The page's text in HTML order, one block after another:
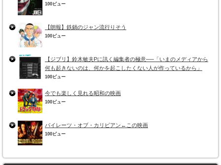
100ビュー
【朗報】鉄鍋のジャン流行りそう
100ビュー
【ジブリ】鈴木敏夫Pに訊く編集者の極意──「いまのメディアから
何も起きないのは、何かを起こしたくない人が作っているから」
100ビュー
今でも楽しく見れる昭和の映画
100ビュー
パイレーツ・オブ・カリビアン←この映画
100ビュー